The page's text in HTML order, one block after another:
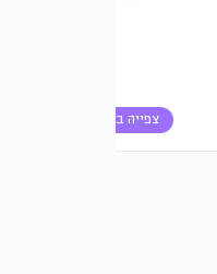
צפייה בפרויקט